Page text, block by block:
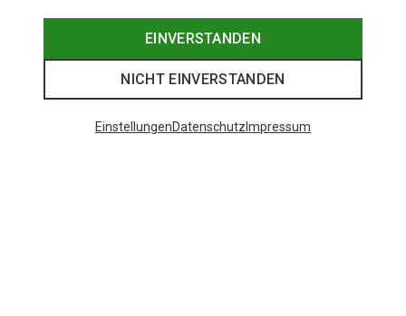
EINVERSTANDEN
NICHT EINVERSTANDEN
EinstellungenDatenschutz Impressum